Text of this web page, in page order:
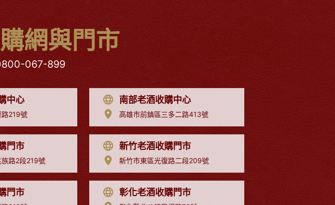
網與門市
067-899
中心
219號
南部老酒收購中心
高雄市前鎮區三多二路413號
門市
路2段219號
新竹老酒收購門市
新竹市東區光復路二段209號
門市 彰化老酒收購門市